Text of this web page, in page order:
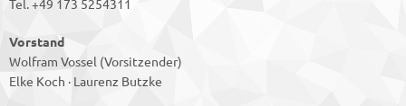
Tel. +49 173 5254311
Vorstand
Wolfram Vossel (Vorsitzender)
Elke Koch · Laurenz Butzke